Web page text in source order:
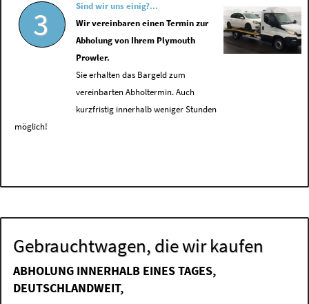
3
Sind wir uns einig?...
Wir vereinbaren einen Termin zur
Abholung von Ihrem Plymouth
Prowler.
Sie erhalten das Bargeld zum
vereinbarten Abholtermin. Auch
kurzfristig innerhalb weniger Stunden
möglich!
Gebrauchtwagen, die wir kaufen
ABHOLUNG INNERHALB EINES TAGES,
DEUTSCHLANDWEIT,